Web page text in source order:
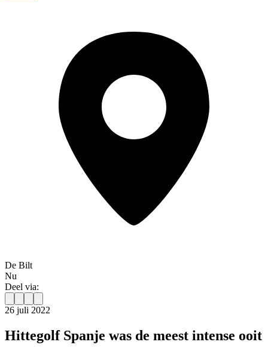
De Bilt
Nu
Deel via:
26 juli 2022
Hittegolf Spanje was de meest intense ooit